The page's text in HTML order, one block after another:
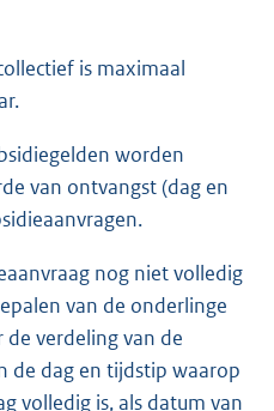
is maximaal
worden
van ontvangst (dag en
nog niet volledig
van de onderlinge
verdeling van de
de dag en tijdstip waarop
volledig is, als datum van